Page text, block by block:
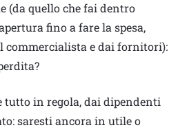
(da quello che fai dentro
fino a fare la spesa,
commercialista e dai fornitori):
tutto in regola, dai dipendenti
saresti ancora in utile o